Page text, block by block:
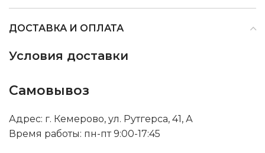
ДОСТАВКА И ОПЛАТА
Условия доставки
Самовывоз
Адрес: г. Кемерово, ул. Рутгерса, 41, А
Время работы: пн-пт 9:00-17:45